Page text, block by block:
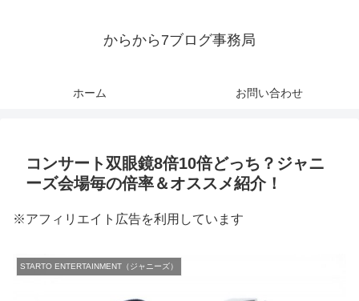
からから7ブログ事務局
ホーム お問い合わせ
コンサート双眼鏡8倍10倍どっち？ジャニ
ーズ会場毎の倍率＆オススメ紹介！
※アフィリエイト広告を利用しています
STARTO ENTERTAINMENT（ジャニーズ）